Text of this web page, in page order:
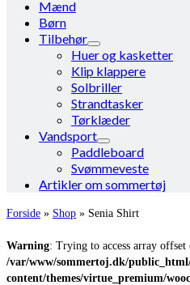
Mænd
Børn
Tilbehør
Huer og kasketter
Klip klappere
Solbriller
Strandtasker
Tørklæder
Vandsport
Paddleboard
Svømmeveste
Artikler om sommertøj
Forside » Shop » Senia Shirt
Warning: Trying to access array offset
/var/www/sommertoj.dk/
content/themes/virtue_premium/